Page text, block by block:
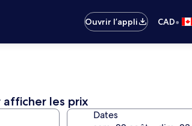
Ouvrir l’appli
CAD•
les prix
Dates